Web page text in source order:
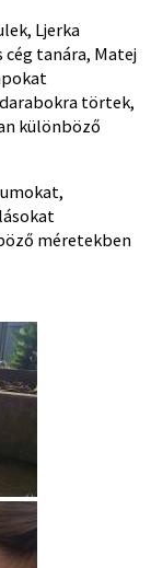
Ljerka
cég tanára, Matej
törtek,
különböző
méretekben